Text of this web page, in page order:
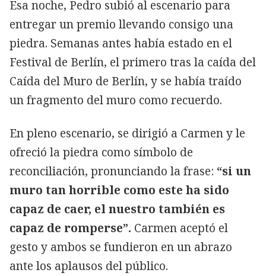
Esa noche, Pedro subió al escenario para
entregar un premio llevando consigo una
piedra. Semanas antes había estado en el
Festival de Berlín, el primero tras la caída del
Caída del Muro de Berlín, y se había traído
un fragmento del muro como recuerdo.
En pleno escenario, se dirigió a Carmen y le
ofreció la piedra como símbolo de
reconciliación, pronunciando la frase: “si un
muro tan horrible como este ha sido
capaz de caer, el nuestro también es
capaz de romperse”. Carmen aceptó el
gesto y ambos se fundieron en un abrazo
ante los aplausos del público.